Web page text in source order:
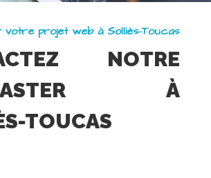
projet web à Solliès-Toucas
NOTRE
À
TOUCAS